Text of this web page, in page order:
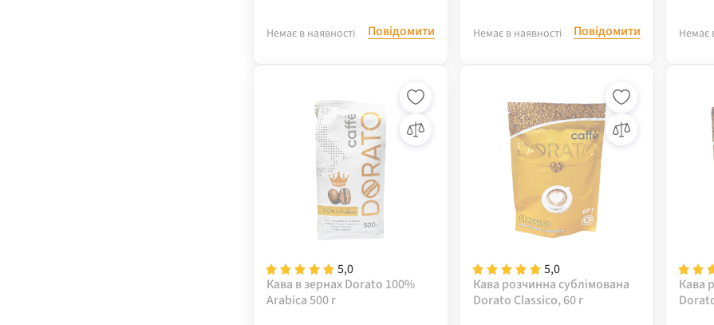
Немає в наявності Повідомити Немає в наявності Повідомити Немає
5,0
Кава в зернах Dorato 100%
Arabica 500 г
5,0
Кава розчинна сублімована
Dorato Classico, 60 г
Кава